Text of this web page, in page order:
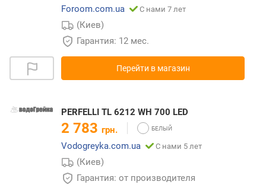
Foroom.com.ua
С нами 7 лет
(Киев)
Гарантия: 12 мес.
Перейти в магазин
PERFELLI TL 6212 WH 700 LED
2 783 грн.
Vodogreyka.com.ua
С нами 5 лет
(Киев)
Гарантия: от производителя